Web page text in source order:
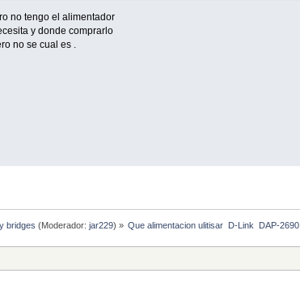
no tengo el alimentador
y donde comprarlo
no se cual es .
bridges (Moderador: jar229) » Que alimentacion ulitisar  D-Link  DAP-2690